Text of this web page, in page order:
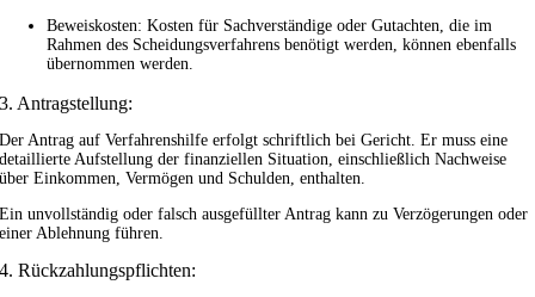
Beweiskosten: Kosten für Sachverständige oder Gutachten, die im
Rahmen des Scheidungsverfahrens benötigt werden, können ebenfalls
übernommen werden.
3. Antragstellung:
Der Antrag auf Verfahrenshilfe erfolgt schriftlich bei Gericht. Er muss eine
detaillierte Aufstellung der finanziellen Situation, einschließlich Nachweise
über Einkommen, Vermögen und Schulden, enthalten.
Ein unvollständig oder falsch ausgefüllter Antrag kann zu Verzögerungen oder
einer Ablehnung führen.
4. Rückzahlungspflichten: